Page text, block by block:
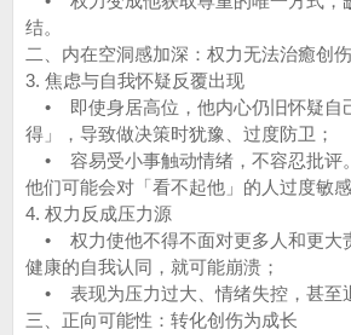
结。
二、内在空洞感加深：权力无法治癒创伤
3. 焦虑与自我怀疑反覆出现
• 即使身居高位，他内心仍旧怀疑自
得」，导致做决策时犹豫、过度防卫；
• 容易受小事触动情绪，不容忍批评。
他们可能会对「看不起他」的人过度敏感
4. 权力反成压力源
• 权力使他不得不面对更多人和更大
健康的自我认同，就可能崩溃；
• 表现为压力过大、情绪失控，甚至
三、正向可能性：转化创伤为成长